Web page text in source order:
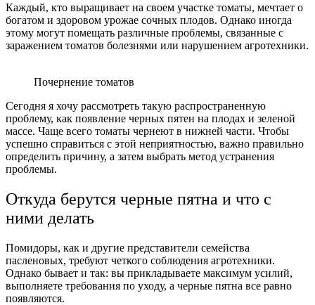
Каждый, кто выращивает на своем участке томаты, мечтает о
богатом и здоровом урожае сочных плодов. Однако иногда
этому могут помещать различные проблемы, связанные с
заражением томатов болезнями или нарушением агротехники.
Почернение томатов
Сегодня я хочу рассмотреть такую распространенную
проблему, как появление черных пятен на плодах и зеленой
массе. Чаще всего томаты чернеют в нижней части. Чтобы
успешно справиться с этой неприятностью, важно правильно
определить причину, а затем выбрать метод устранения
проблемы.
Откуда берутся черные пятна и что с
ними делать
Помидоры, как и другие представители семейства
пасленовых, требуют четкого соблюдения агротехники.
Однако бывает и так: вы прикладываете максимум усилий,
выполняете требования по уходу, а черные пятна все равно
появляются.